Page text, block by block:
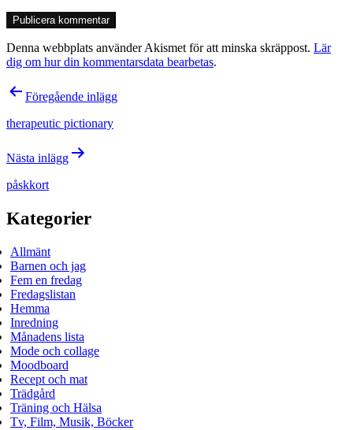
Denna webbplats använder Akismet för att minska skräppost. Lär
dig om hur din kommentarsdata bearbetas.
Inläggsnavigering
Föregående inlägg
therapeutic pictionary
Nästa inlägg
påskkort
Kategorier
Allmänt
Barnen och jag
Fem en fredag
Fredagslistan
Hemma
Inredning
Månadens lista
Mode och collage
Moodboard
Recept och mat
Trädgård
Träning och Hälsa
Tv, Film, Musik, Böcker